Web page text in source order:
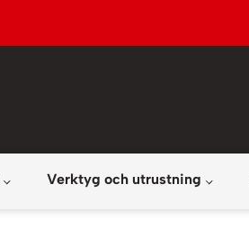
Verktyg och utrustning